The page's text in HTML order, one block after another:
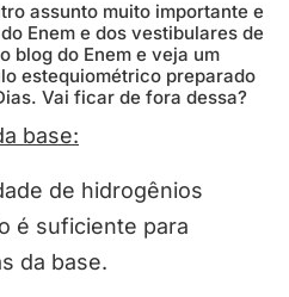
assunto muito importante e
Enem e dos vestibulares de
blog do Enem e veja um
estequiométrico preparado
Vai ficar de fora dessa?
base:
de hidrogênios
é suficiente para
da base.